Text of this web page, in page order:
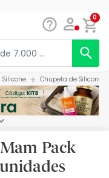
0
Silicone Chupeta de Silicone
Pack